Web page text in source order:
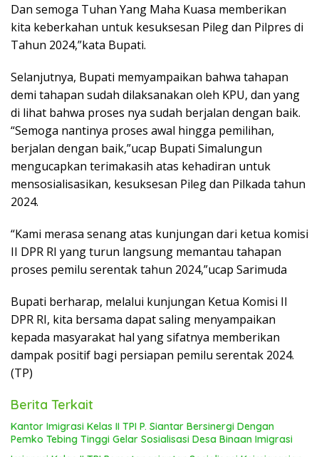
Dan semoga Tuhan Yang Maha Kuasa memberikan
kita keberkahan untuk kesuksesan Pileg dan Pilpres di
Tahun 2024,”kata Bupati.
Selanjutnya, Bupati memyampaikan bahwa tahapan
demi tahapan sudah dilaksanakan oleh KPU, dan yang
di lihat bahwa proses nya sudah berjalan dengan baik.
“Semoga nantinya proses awal hingga pemilihan,
berjalan dengan baik,”ucap Bupati Simalungun
mengucapkan terimakasih atas kehadiran untuk
mensosialisasikan, kesuksesan Pileg dan Pilkada tahun
2024.
“Kami merasa senang atas kunjungan dari ketua komisi
II DPR RI yang turun langsung memantau tahapan
proses pemilu serentak tahun 2024,”ucap Sarimuda
Bupati berharap, melalui kunjungan Ketua Komisi II
DPR RI, kita bersama dapat saling menyampaikan
kepada masyarakat hal yang sifatnya memberikan
dampak positif bagi persiapan pemilu serentak 2024.
(TP)
Berita Terkait
Kantor Imigrasi Kelas II TPI P. Siantar Bersinergi Dengan
Pemko Tebing Tinggi Gelar Sosialisasi Desa Binaan Imigrasi